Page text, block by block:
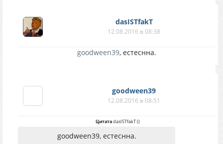
dasISTfakT
12.08.2016 в 08:38
goodween39, естеснна.
goodween39
12.08.2016 в 08:51
ЦитатаdasISTfakT()
goodween39, естеснна.